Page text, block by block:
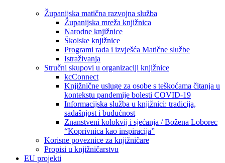
Županijska matična razvojna služba
Županijska mreža knjižnica
Narodne knjižnice
Školske knjižnice
Programi rada i izvješća Matične službe
Istraživanja
Stručni skupovi u organizaciji knjižnice
kcConnect
Knjižnične usluge za osobe s teškoćama čitanja u
kontekstu pandemije bolesti COVID-19
Informacijska služba u knjižnici: tradicija,
sadašnjost i budućnost
Znanstveni kolokvij i sjećanja / Božena Loborec
“Koprivnica kao inspiracija”
Korisne poveznice za knjižničare
Propisi u knjižničarstvu
EU projekti